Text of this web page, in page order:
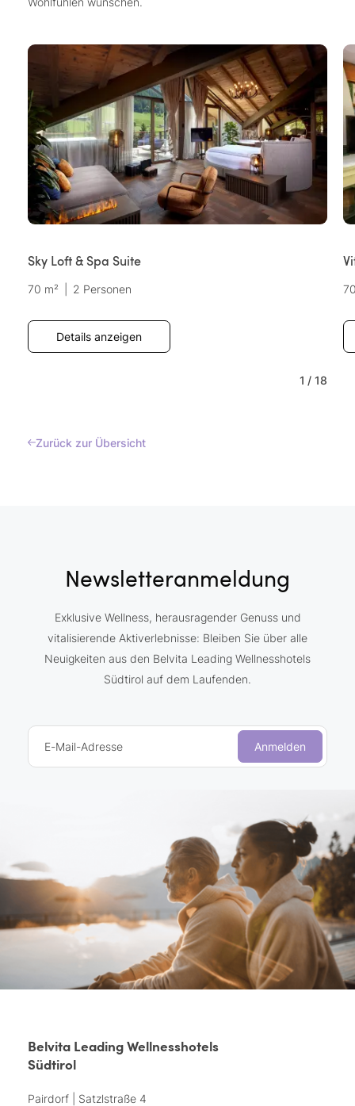
Sky Loft & Spa Suite
70 m² 2 Personen
Details anzeigen
1 / 18
Zurück zur Übersicht
Newsletteranmeldung
Exklusive Wellness, herausragender Genuss und
vitalisierende Aktiverlebnisse: Bleiben Sie über alle
Neuigkeiten aus den Belvita Leading Wellnesshotels
Südtirol auf dem Laufenden.
E-Mail-Adresse Anmelden
Belvita Leading Wellnesshotels
Südtirol
Pairdorf | Satzlstraße 4